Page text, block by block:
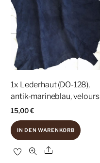
1x Lederhaut (DO-128),
antik-marineblau, velours
15,00€
IN DEN WARENKORB
Share